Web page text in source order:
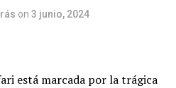
on 3 junio, 2024
está marcada por la trágica